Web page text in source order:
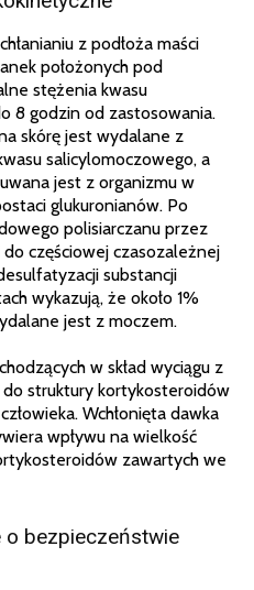
z podłoża maści
położonych pod
stężenia kwasu
8 godzin od zastosowania.
skórę jest wydalane z
salicylomoczowego, a
jest z organizmu w
glukuronianów. Po
polisiarczanu przez
częściowej czasozależnej
substancji
wykazują, że około 1%
jest z moczem.
w skład wyciągu z
struktury kortykosteroidów
Wchłonięta dawka
wpływu na wielkość
zawartych we
o bezpieczeństwie